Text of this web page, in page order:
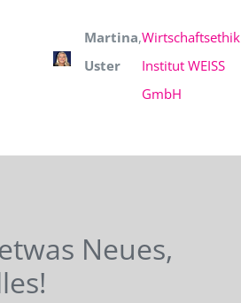
Martina
Uster
,Wirtschaftsethik
Institut WEISS
GmbH
Neues,